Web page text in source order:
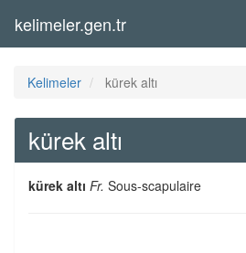
kelimeler.gen.tr
Kelimeler kürek altı
kürek altı
kürek altı Fr. Sous-scapulaire